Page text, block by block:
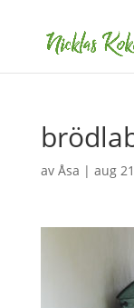
av Åsa | aug